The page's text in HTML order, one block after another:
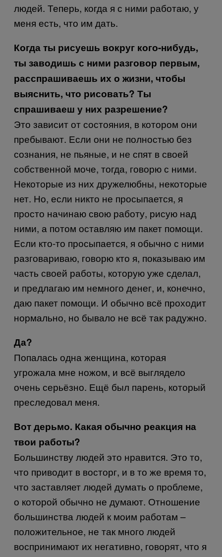
людей. Теперь, когда я с ними работаю, у
меня есть, что им дать.
Когда ты рисуешь вокруг кого-нибудь,
ты заводишь с ними разговор первым,
расспрашиваешь их о жизни, чтобы
выяснить, что рисовать? Ты
спрашиваеш у них разрешение?
Это зависит от состояния, в котором они
пребывают. Если они не полностью без
сознания, не пьяные, и не спят в своей
собственной моче, тогда, говорю с ними.
Некоторые из них дружелюбны, некоторые
нет. Но, если никто не просыпается, я
просто начинаю свою работу, рисую над
ними, а потом оставляю им пакет помощи.
Если кто-то просыпается, я обычно с ними
разговариваю, говорю кто я, показываю им
часть своей работы, которую уже сделал,
и предлагаю им немного денег, и, конечно,
даю пакет помощи. И обычно всё проходит
нормально, но бывало не всё так радужно.
Да?
Попалась одна женщина, которая
угрожала мне ножом, и всё выглядело
очень серьёзно. Ещё был парень, который
преследовал меня.
Вот дерьмо. Какая обычно реакция на
твои работы?
Большинству людей это нравится. Это то,
что приводит в восторг, и в то же время то,
что заставляет людей думать о проблеме,
о которой обычно не думают. Отношение
большинства людей к моим работам –
положительное, не так много людей
воспринимают их негативно, говорят, что я